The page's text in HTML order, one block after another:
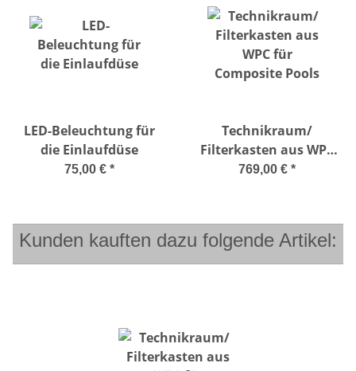
LED-Beleuchtung für
die Einlaufdüse
75,00 € *
Technikraum/
Filterkasten aus WPC
für Composite Pools
769,00 € *
Kunden kauften dazu folgende Artikel: